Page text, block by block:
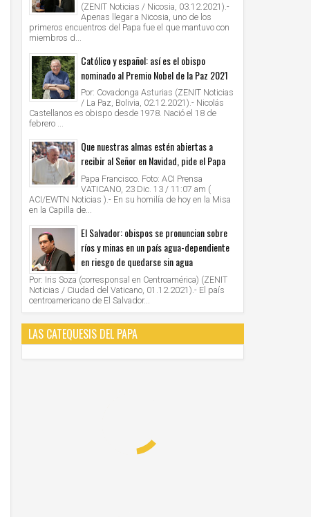
(ZENIT Noticias / Nicosia, 03.12.2021).-
Apenas llegar a Nicosia, uno de los
primeros encuentros del Papa fue el que mantuvo con
miembros d...
Católico y español: así es el obispo
nominado al Premio Nobel de la Paz 2021
Por: Covadonga Asturias (ZENIT Noticias
/ La Paz, Bolivia, 02.12.2021).- Nicolás
Castellanos es obispo desde 1978. Nació el 18 de
febrero ...
Que nuestras almas estén abiertas a
recibir al Señor en Navidad, pide el Papa
Papa Francisco. Foto: ACI Prensa
VATICANO, 23 Dic. 13 / 11:07 am (
ACI/EWTN Noticias ).- En su homilía de hoy en la Misa
en la Capilla de...
El Salvador: obispos se pronuncian sobre
ríos y minas en un país agua-dependiente
en riesgo de quedarse sin agua
Por: Iris Soza (corresponsal en Centroamérica) (ZENIT
Noticias / Ciudad del Vaticano, 01.12.2021).- El país
centroamericano de El Salvador...
LAS CATEQUESIS DEL PAPA